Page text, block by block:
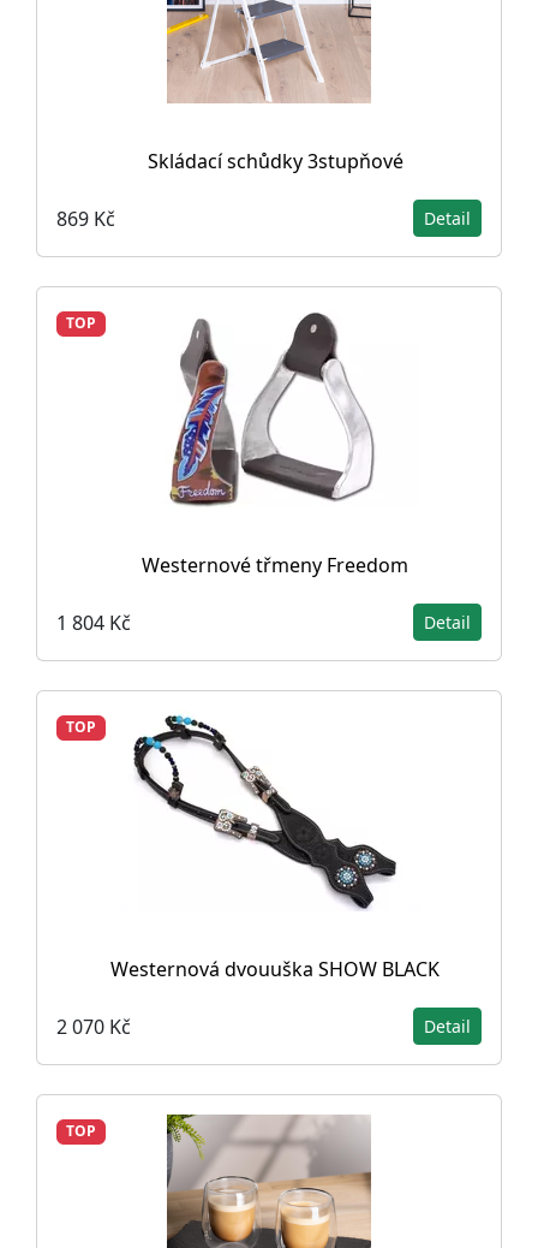
Skládací schůdky 3stupňové
869 Kč Detail
TOP
Westernové třmeny Freedom
1 804 Kč Detail
TOP
Westernová dvouuška SHOW BLACK
2 070 Kč Detail
TOP